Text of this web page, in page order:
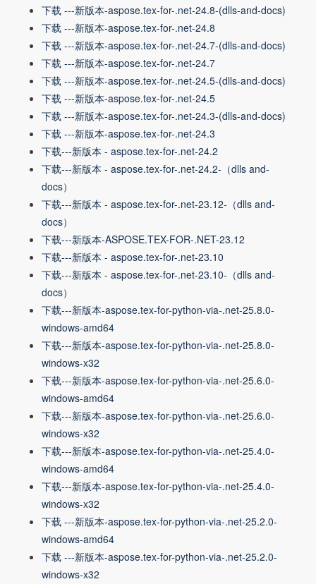
下载 ---新版本-aspose.tex-for-.net-24.8-(dlls-and-docs)
下载 ---新版本-aspose.tex-for-.net-24.8
下载 ---新版本-aspose.tex-for-.net-24.7-(dlls-and-docs)
下载 ---新版本-aspose.tex-for-.net-24.7
下载 ---新版本-aspose.tex-for-.net-24.5-(dlls-and-docs)
下载 ---新版本-aspose.tex-for-.net-24.5
下载 ---新版本-aspose.tex-for-.net-24.3-(dlls-and-docs)
下载 ---新版本-aspose.tex-for-.net-24.3
下载---新版本 - aspose.tex-for-.net-24.2
下载---新版本 - aspose.tex-for-.net-24.2-（dlls and-
docs）
下载---新版本 - aspose.tex-for-.net-23.12-（dlls and-
docs）
下载---新版本-ASPOSE.TEX-FOR-.NET-23.12
下载---新版本 - aspose.tex-for-.net-23.10
下载---新版本 - aspose.tex-for-.net-23.10-（dlls and-
docs）
下载---新版本-aspose.tex-for-python-via-.net-25.8.0-
windows-amd64
下载---新版本-aspose.tex-for-python-via-.net-25.8.0-
windows-x32
下载---新版本-aspose.tex-for-python-via-.net-25.6.0-
windows-amd64
下载---新版本-aspose.tex-for-python-via-.net-25.6.0-
windows-x32
下载---新版本-aspose.tex-for-python-via-.net-25.4.0-
windows-amd64
下载---新版本-aspose.tex-for-python-via-.net-25.4.0-
windows-x32
下载 ---新版本-aspose.tex-for-python-via-.net-25.2.0-
windows-amd64
下载 ---新版本-aspose.tex-for-python-via-.net-25.2.0-
windows-x32